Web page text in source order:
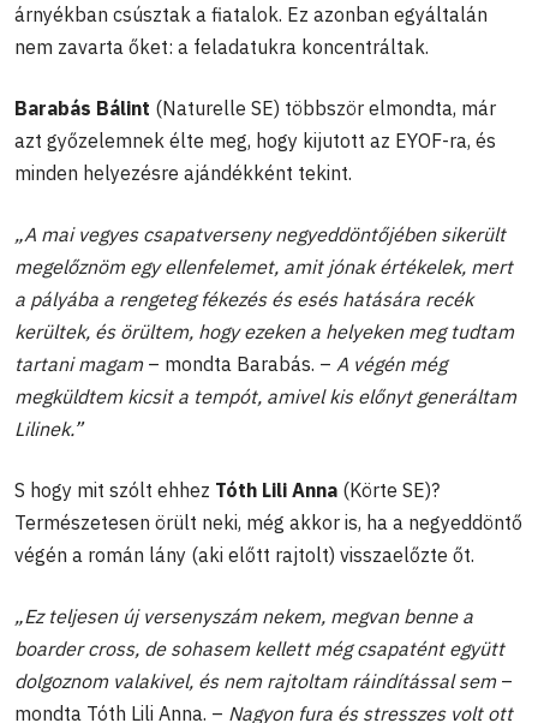
árnyékban csúsztak a fiatalok. Ez azonban egyáltalán
nem zavarta őket: a feladatukra koncentráltak.
Barabás Bálint (Naturelle SE) többször elmondta, már
azt győzelemnek élte meg, hogy kijutott az EYOF-ra, és
minden helyezésre ajándékként tekint.
„A mai vegyes csapatverseny negyeddöntőjében sikerült
megelőznöm egy ellenfelemet, amit jónak értékelek, mert
a pályába a rengeteg fékezés és esés hatására recék
kerültek, és örültem, hogy ezeken a helyeken meg tudtam
tartani magam– mondta Barabás. – A végén még
megküldtem kicsit a tempót, amivel kis előnyt generáltam
Lilinek.”
S hogy mit szólt ehhez Tóth Lili Anna (Körte SE)?
Természetesen örült neki, még akkor is, ha a negyeddöntő
végén a román lány (aki előtt rajtolt) visszaelőzte őt.
„Ez teljesen új versenyszám nekem, megvan benne a
boarder cross, de sohasem kellett még csapatént együtt
dolgoznom valakivel, és nem rajtoltam ráindítással sem–
mondta Tóth Lili Anna. – Nagyon fura és stresszes volt ott